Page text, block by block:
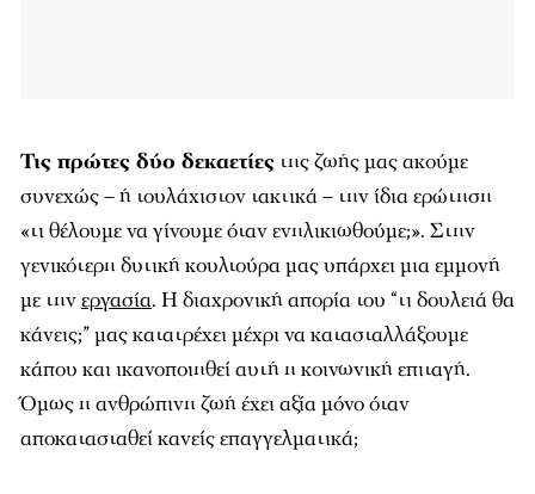
Τις πρώτες δύο δεκαετίες της ζωής μας ακούμε
συνεχώς – ή τουλάχιστον τακτικά – την ίδια ερώτηση
«τι θέλουμε να γίνουμε όταν ενηλικιωθούμε;». Στην
γενικότερη δυτική κουλτούρα μας υπάρχει μια εμμονή
με τηνεργασία. Η διαχρονική απορία του “τι δουλειά θα
κάνεις;” μας κατατρέχει μέχρι να κατασταλλάξουμε
κάπου και ικανοποιηθεί αυτή η κοινωνική επιταγή.
Όμως η ανθρώπινη ζωή έχει αξία μόνο όταν
αποκατασταθεί κανείς επαγγελματικά;